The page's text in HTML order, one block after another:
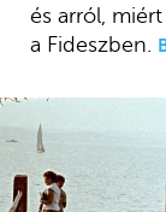
és arról,
a Fideszben.